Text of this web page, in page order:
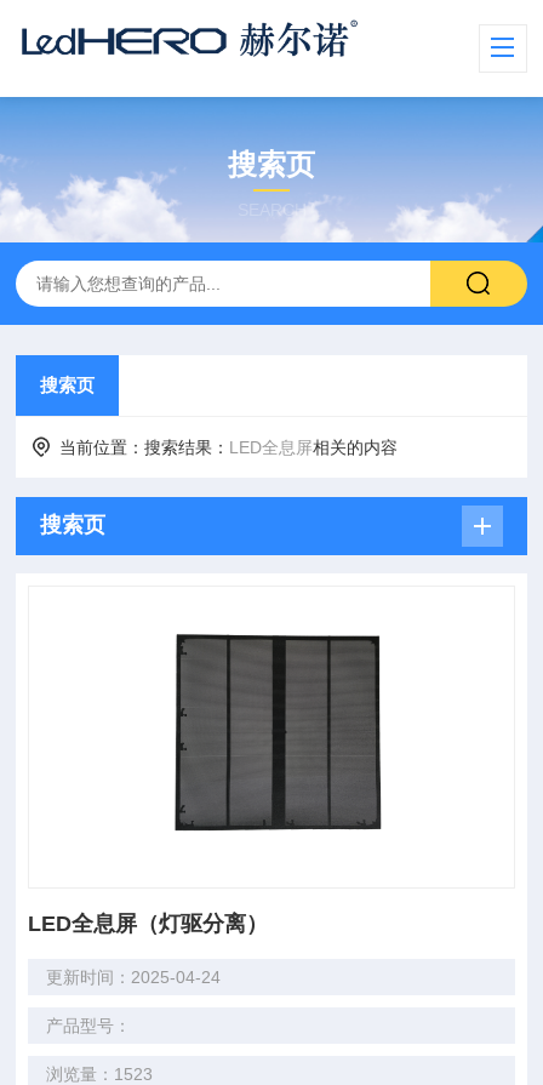
搜索页
SEARCH
搜索页
当前位置：搜索结果： LED全息屏相关的内容
搜索页
LED全息屏（灯驱分离）
更新时间：2025-04-24
产品型号：
浏览量：1523